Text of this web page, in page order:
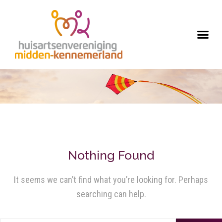
Nothing Found
It seems we can’t find what you’re looking for. Perhaps
searching can help.